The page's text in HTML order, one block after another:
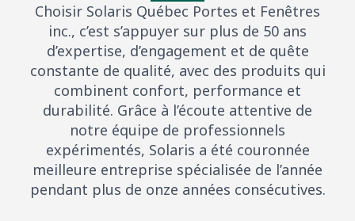
Choisir Solaris Québec Portes et Fenêtres
inc., c’est s’appuyer sur plus de 50 ans
d’expertise, d’engagement et de quête
constante de qualité, avec des produits qui
combinent confort, performance et
durabilité. Grâce à l’écoute attentive de
notre équipe de professionnels
expérimentés, Solaris a été couronnée
meilleure entreprise spécialisée de l’année
pendant plus de onze années consécutives.